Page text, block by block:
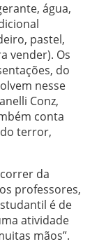
água,
pastel,
vender). Os
do
nesse
Conz,
conta
terror,
da
professores,
é de
atividade
mãos”.